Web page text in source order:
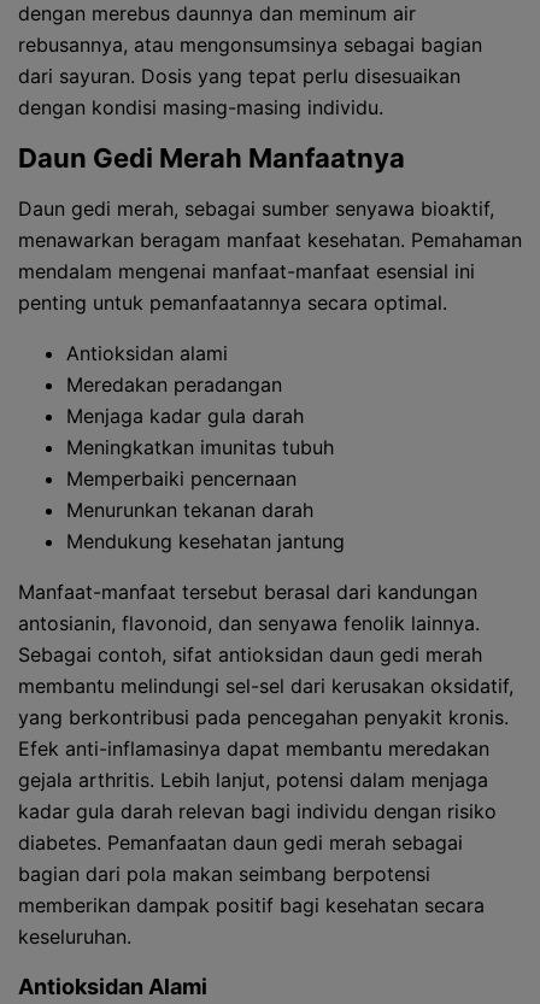
dengan merebus daunnya dan meminum air
rebusannya, atau mengonsumsinya sebagai bagian
dari sayuran. Dosis yang tepat perlu disesuaikan
dengan kondisi masing-masing individu.
Daun Gedi Merah Manfaatnya
Daun gedi merah, sebagai sumber senyawa bioaktif,
menawarkan beragam manfaat kesehatan. Pemahaman
mendalam mengenai manfaat-manfaat esensial ini
penting untuk pemanfaatannya secara optimal.
Antioksidan alami
Meredakan peradangan
Menjaga kadar gula darah
Meningkatkan imunitas tubuh
Memperbaiki pencernaan
Menurunkan tekanan darah
Mendukung kesehatan jantung
Manfaat-manfaat tersebut berasal dari kandungan
antosianin, flavonoid, dan senyawa fenolik lainnya.
Sebagai contoh, sifat antioksidan daun gedi merah
membantu melindungi sel-sel dari kerusakan oksidatif,
yang berkontribusi pada pencegahan penyakit kronis.
Efek anti-inflamasinya dapat membantu meredakan
gejala arthritis. Lebih lanjut, potensi dalam menjaga
kadar gula darah relevan bagi individu dengan risiko
diabetes. Pemanfaatan daun gedi merah sebagai
bagian dari pola makan seimbang berpotensi
memberikan dampak positif bagi kesehatan secara
keseluruhan.
Antioksidan Alami